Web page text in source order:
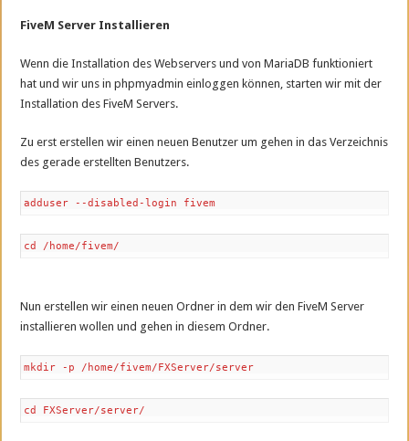
FiveM Server Installieren
Wenn die Installation des Webservers und von MariaDB funktioniert
hat und wir uns in phpmyadmin einloggen können, starten wir mit der
Installation des FiveM Servers.
Zu erst erstellen wir einen neuen Benutzer um gehen in das Verzeichnis
des gerade erstellten Benutzers.
adduser --disabled-login fivem
cd /home/fivem/
Nun erstellen wir einen neuen Ordner in dem wir den FiveM Server
installieren wollen und gehen in diesem Ordner.
mkdir -p /home/fivem/FXServer/server
cd FXServer/server/